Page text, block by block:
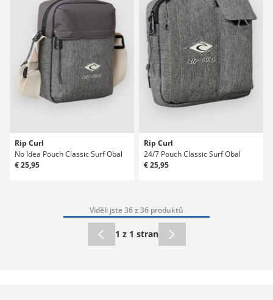
Rip Curl
No Idea Pouch Classic Surf Obal
€ 25,95
Rip Curl
24/7 Pouch Classic Surf Obal
€ 25,95
Viděli jste 36 z 36 produktů
1 z 1 stran